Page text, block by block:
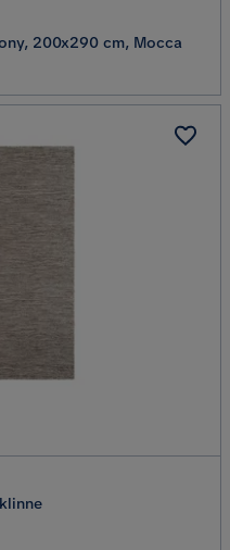
200x290 cm, Mocca